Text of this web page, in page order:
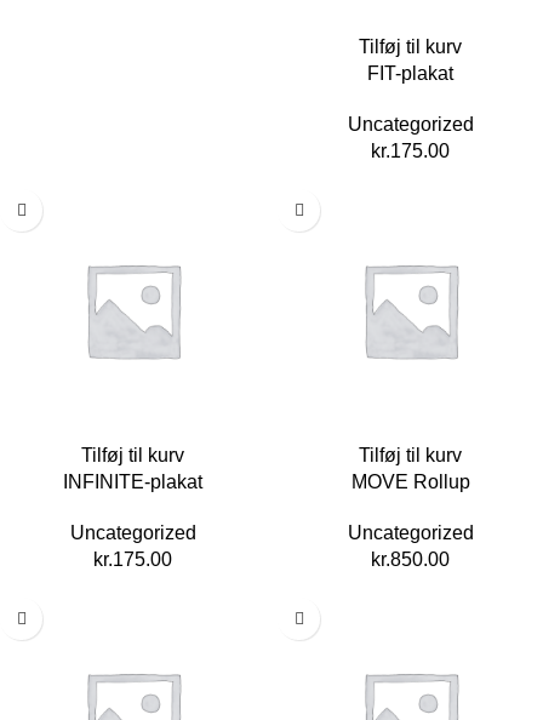
Tilføj til kurv
FIT-plakat
Uncategorized
kr.175.00
Tilføj til kurv
INFINITE-plakat
Uncategorized
kr.175.00
Tilføj til kurv
MOVE Rollup
Uncategorized
kr.850.00